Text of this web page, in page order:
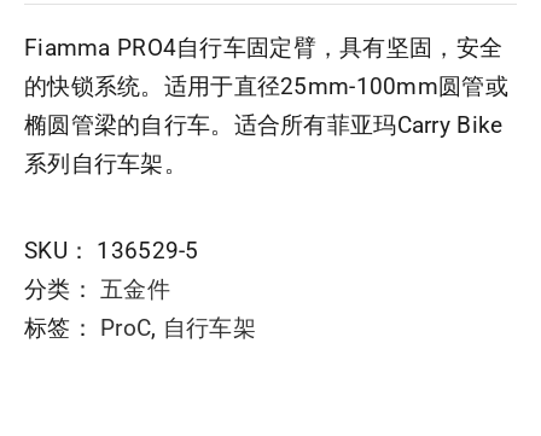
Fiamma PRO4自行车固定臂，具有坚固，安全
的快锁系统。适用于直径25mm-100mm圆管或
椭圆管梁的自行车。适合所有菲亚玛Carry Bike
系列自行车架。
SKU： 136529-5
分类：五金件
标签： ProC, 自行车架